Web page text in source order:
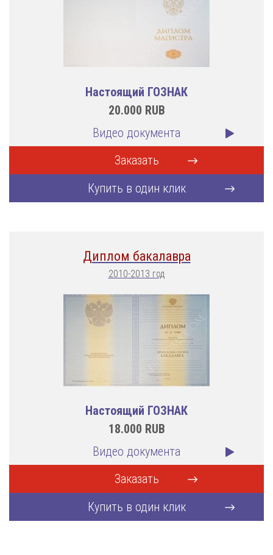
Настоящий ГОЗНАК
20.000 RUB
Видео документа
Заказать
Купить в один клик
Диплом бакалавра
2010-2013 год
Настоящий ГОЗНАК
18.000 RUB
Видео документа
Заказать
Купить в один клик